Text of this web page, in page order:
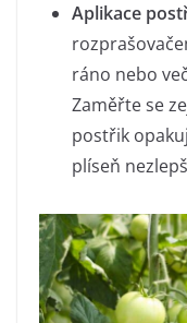
Aplikace
ráno nebo
Zaměřte se
postřik
plíseň